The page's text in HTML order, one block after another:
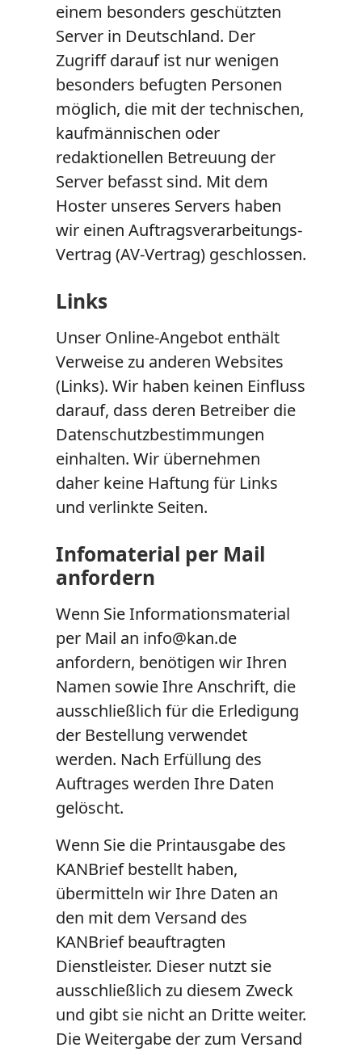
einem besonders geschützten
Server in Deutschland. Der
Zugriff darauf ist nur wenigen
besonders befugten Personen
möglich, die mit der technischen,
kaufmännischen oder
redaktionellen Betreuung der
Server befasst sind. Mit dem
Hoster unseres Servers haben
wir einen Auftragsverarbeitungs-
Vertrag (AV-Vertrag) geschlossen.
Links
Unser Online-Angebot enthält
Verweise zu anderen Websites
(Links). Wir haben keinen Einfluss
darauf, dass deren Betreiber die
Datenschutzbestimmungen
einhalten. Wir übernehmen
daher keine Haftung für Links
und verlinkte Seiten.
Infomaterial per Mail
anfordern
Wenn Sie Informationsmaterial
per Mail an info@kan.de
anfordern, benötigen wir Ihren
Namen sowie Ihre Anschrift, die
ausschließlich für die Erledigung
der Bestellung verwendet
werden. Nach Erfüllung des
Auftrages werden Ihre Daten
gelöscht.
Wenn Sie die Printausgabe des
KANBrief bestellt haben,
übermitteln wir Ihre Daten an
den mit dem Versand des
KANBrief beauftragten
Dienstleister. Dieser nutzt sie
ausschließlich zu diesem Zweck
und gibt sie nicht an Dritte weiter.
Die Weitergabe der zum Versand